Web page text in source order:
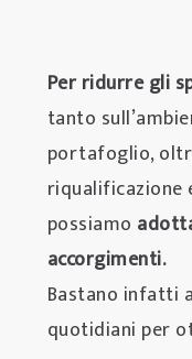
Per ridurre gli
tanto
portafoglio,
riqualificazione
possiamo
accorgimenti.
Bastano infatti
quotidiani per